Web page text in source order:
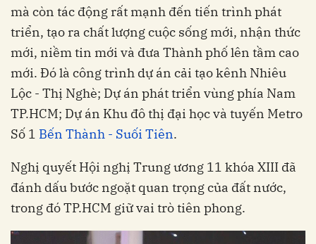
mà còn tác động rất mạnh đến tiến trình phát
triển, tạo ra chất lượng cuộc sống mới, nhận thức
mới, niềm tin mới và đưa Thành phố lên tầm cao
mới. Đó là công trình dự án cải tạo kênh Nhiêu
Lộc - Thị Nghè; Dự án phát triển vùng phía Nam
TP.HCM; Dự án Khu đô thị đại học và tuyến Metro
Số 1 Bến Thành - Suối Tiên.
Nghị quyết Hội nghị Trung ương 11 khóa XIII đã
đánh dấu bước ngoặt quan trọng của đất nước,
trong đó TP.HCM giữ vai trò tiên phong.